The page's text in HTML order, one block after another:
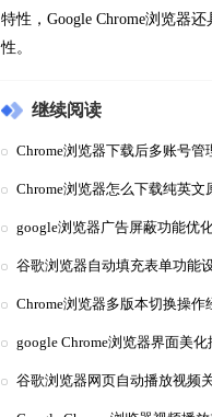
特性，Google Chrome浏览器
性。
继续阅读
Chrome浏览器下载后多账号管
google浏览器广告屏蔽功能优
谷歌浏览器自动填充表单功能
Chrome浏览器多版本切换操作
google Chrome浏览器界面美化
谷歌浏览器网页自动播放视频